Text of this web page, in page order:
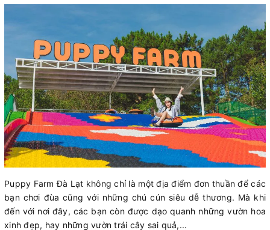
Puppy Farm Đà Lạt không chỉ là một địa điểm đơn thuần để các
bạn chơi đùa cũng với những chú cún siêu dễ thương. Mà khi
đến với nơi đây, các bạn còn được dạo quanh những vườn hoa
xinh đẹp, hay những vườn trái cây sai quả,...